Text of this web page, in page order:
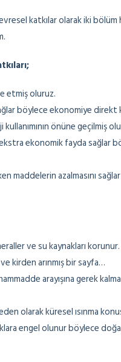
katkılar olarak iki
etmiş oluruz.
böylece ekonomiye direkt
önüne geçilmiş
ekonomik fayda sağlar
maddelerin azalmasını
ve su kaynakları
kirden arınmış bir sayfa…
arayışına gerek
olarak küresel ısınma
engel olunur böylece